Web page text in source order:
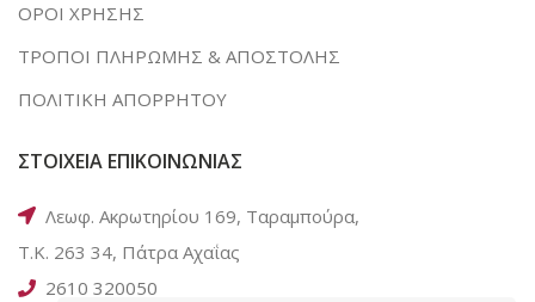
ΟΡΟΙ ΧΡΗΣΗΣ
ΤΡΟΠΟΙ ΠΛΗΡΩΜΗΣ & ΑΠΟΣΤΟΛΗΣ
ΠΟΛΙΤΙΚΗ ΑΠΟΡΡΗΤΟΥ
ΣΤΟΙΧΕΙΑ ΕΠΙΚΟΙΝΩΝΙΑΣ
Λεωφ. Ακρωτηρίου 169, Ταραμπούρα,
Τ.Κ. 263 34, Πάτρα Αχαΐας
2610 320050